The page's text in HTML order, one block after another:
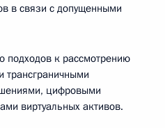
в связи с допущенными
подходов к рассмотрению
трансграничными
цифровыми
виртуальных активов.